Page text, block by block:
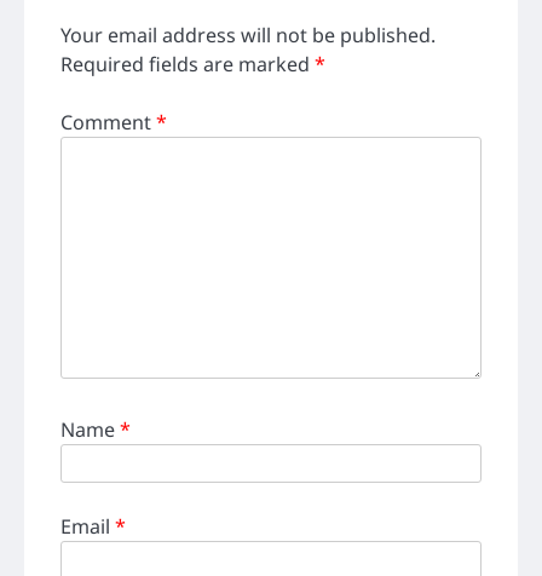
Your email address will not be published.
Required fields are marked *
Comment*
Name*
Email *